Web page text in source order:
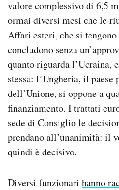
Hai bisogno di aiuto?
valore complessivo di 6,5
ormai diversi mesi che le
Affari esteri, che si
concludono senza
quanto riguarda l’Ucraina,
stessa: l’Ungheria, il
dell’Unione, si oppone a
finanziamento. I trattati
sede di Consiglio le
prendano all’unanimità: il
quindi è decisivo.
Diversi funzionari hanno